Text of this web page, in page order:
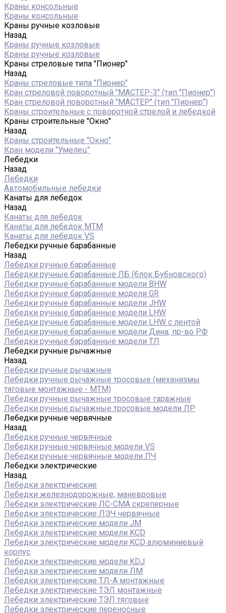
Краны консольные
Краны консольные
Краны ручные козловые
Назад
Краны ручные козловые
Краны ручные козловые
Краны стреловые типа "Пионер"
Назад
Краны стреловые типа "Пионер"
Кран стреловой поворотный "МАСТЕР-3" (тип "Пионер")
Кран стреловой поворотный "МАСТЕР" (тип "Пионер")
Краны строительные с поворотной стрелой и лебедкой
Краны строительные "Окно"
Назад
Краны строительные "Окно"
Кран модели "Умелец"
Лебедки
Назад
Лебедки
Автомобильные лебедки
Канаты для лебедок
Назад
Канаты для лебедок
Канаты для лебедок MTM
Канаты для лебедок VS
Лебедки ручные барабанные
Назад
Лебедки ручные барабанные
Лебедки ручные барабанные ЛБ (блок Бубновского)
Лебедки ручные барабанные модели BHW
Лебедки ручные барабанные модели GR
Лебедки ручные барабанные модели JHW
Лебедки ручные барабанные модели LHW
Лебедки ручные барабанные модели LHW c лентой
Лебедки ручные барабанные модели Дина, пр-во РФ
Лебедки ручные барабанные модели ТЛ
Лебедки ручные рычажные
Назад
Лебедки ручные рычажные
Лебедки ручные рычажные тросовые (механизмы
тяговые монтажные - МТМ)
Лебедки ручные рычажные тросовые гаражные
Лебедки ручные рычажные тросовые модели ЛР
Лебедки ручные червячные
Назад
Лебедки ручные червячные
Лебедки ручные червячные модели VS
Лебедки ручные червячные модели ЛЧ
Лебедки электрические
Назад
Лебедки электрические
Лебедки железнодорожные, маневровые
Лебедки электрические ЛС-СМА скреперные
Лебедки электрические ЛЭЧ червячные
Лебедки электрические модели JM
Лебедки электрические модели KCD
Лебедки электрические модели KCD алюминиевый
корпус
Лебедки электрические модели KDJ
Лебедки электрические модели ЛМ
Лебедки электрические ТЛ-А монтажные
Лебедки электрические ТЭЛ монтажные
Лебедки электрические ТЭЛ тяговые
Лебедки электрические переносные